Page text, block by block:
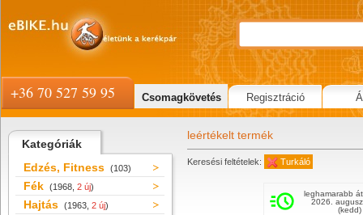
Kategóriák
Edzés, Fitness (103)
Fék (1968, 2 új)
Hajtás (1963, 2 új)
leértékelt termék
Keresési feltételek: Turkáló
leghamarabb
2026.
(kedd)
+36 70 527 59 95 Csomagkövetés Regisztráció